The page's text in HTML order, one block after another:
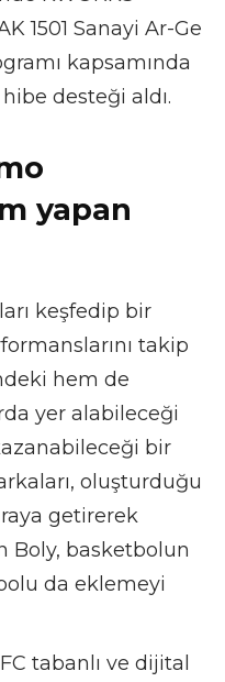
1501 Sanayi Ar-Ge
kapsamında
desteği aldı.
yapan
keşfedip bir
takip
hem de
yer alabileceği
bir
oluşturduğu
getirerek
Boly, basketbolun
da eklemeyi
tabanlı ve dijital